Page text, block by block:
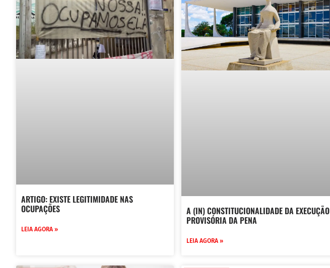
ARTIGO: EXISTE LEGITIMIDADE NAS
OCUPAÇÕES
LEIA AGORA »
A (IN) CONSTITUCIONALIDADE DA EXECUÇÃO
PROVISÓRIA DA PENA
LEIA AGORA »